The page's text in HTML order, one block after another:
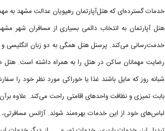
خدمات گسترده‌ای که هتل‌آپارتمان رهپویان عدالت مشهد به
خدمت‌رسانی می‌کند. پرسنل هتل همگی به دو زبان انگلیسی و
شبانه روز که مایل باشند غذا یا خوراکی مورد نظر خود را
بابت تمیزی و نظافت واحد‌های اقامتی راحت می‌کند. علاوه
لباس‌های خود از این خدمات بهره‌مند شوند. آژانس مسافرتی،